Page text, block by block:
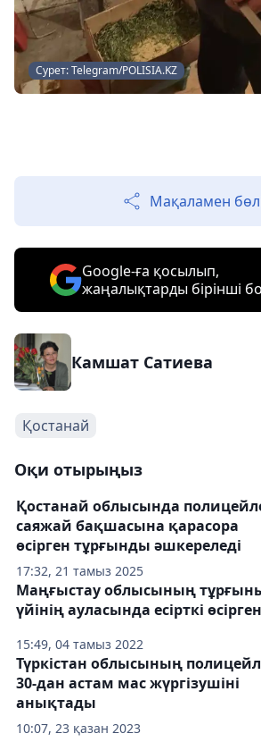
Сурет: Telegram/POLISIA.KZ
Мақаламен
Google-ға қосылып,
жаңалықтарды бірінші
Камшат Сатиева
Қостанай
Оқи отырыңыз
17:32, 21 тамыз 2025
Қостанай облысында
саяжай бақшасына қарасора
өсірген тұрғынды әшкереледі
15:49, 04 тамыз 2022
Маңғыстау облысының
үйінің ауласында есірткі өсірген
10:07, 23 қазан 2023
Түркістан облысының
30-дан астам мас жүргізушіні
анықтады